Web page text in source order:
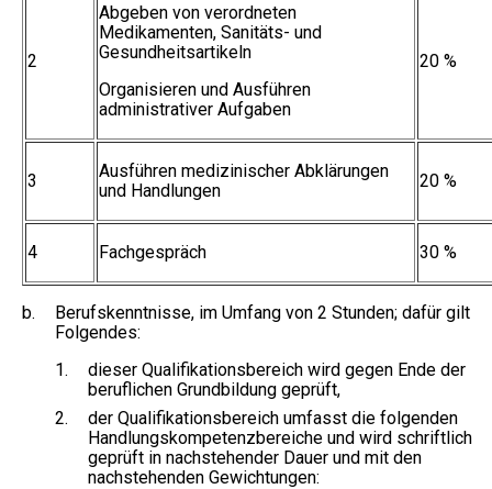
2
Abgeben von verordneten
Medikamenten, Sanitäts- und
Gesundheitsartikeln
Organisieren und Ausführen
administrativer Aufgaben
20 %
3
Ausführen medizinischer Abklärungen
und Handlungen
20 %
4 Fachgespräch 30 %
b.
Berufskenntnisse, im Umfang von 2 Stunden; dafür gilt
Folgendes:
1.
dieser Qualifikationsbereich wird gegen Ende der
beruflichen Grundbildung geprüft,
2.
der Qualifikationsbereich umfasst die folgenden
Handlungskompetenzbereiche und wird schriftlich
geprüft in nachstehender Dauer und mit den
nachstehenden Gewichtungen: